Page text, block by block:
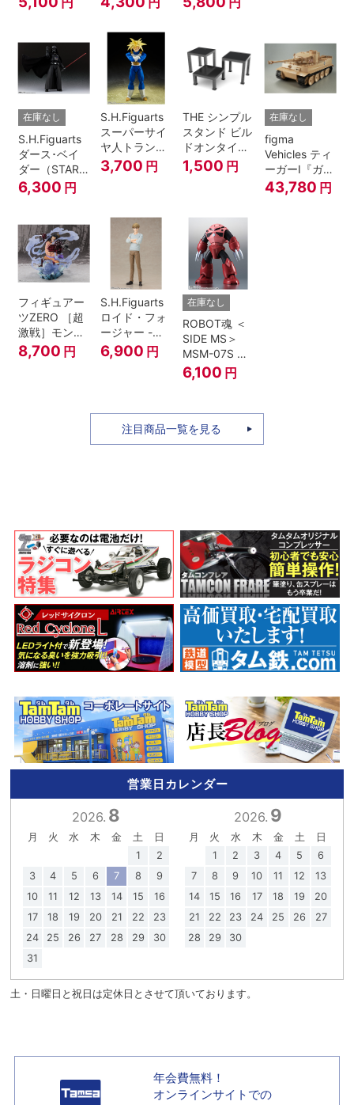
A.N.I.M.E.
マジシャン・
在庫なし
S.H.Figuarts
ダース･ベイ
ダー（STAR
WARS: Return
of the Jedi）
6,300 円
S.H.Figuarts
スーパーサイ
ヤ人トランク
ス-その身に秘
めしスーパー
Z』
3,700 円
THE シンプル
スタンド ビル
ドオンタイプ
(ブラック)
1,500 円
在庫なし
figma
Vehicles ティ
ーガーI『ガー
ルズ&パンツ
ァー』
43,780 円
フィギュアー
ツZERO ［超
激戦］モンキ
ー・D・ルフ
ィ -ギア4 三
8,700 円
S.H.Figuarts
ロイド・フォ
ージャー -フ
ォージャー家
のちち-
『SPY×FAMILY』
6,900 円
在庫なし
ROBOT魂 ＜
SIDE MS＞
MSM-07S シ
ャア専用ズゴ
ック ver.
6,100 円
注目商品一覧を見る
営業日カレンダー
2026. 8
月 火 水 木 金 土
日
1
2
3
4 5 6 7 8
9
10
11 12 13 14 15
16
17
18 19 20 21 22
23
24
25 26 27 28 29
30
31
2026. 9
月 火 水 木 金 土
日
1
2 3 4 5
6
7
8 9 10 11 12
13
14
15 16 17 18 19
20
21
22 23 24 25 26
27
28
29 30
土・日曜日と祝日は定休日とさせて頂いております。
年会費無料！
オンラインサイトでの